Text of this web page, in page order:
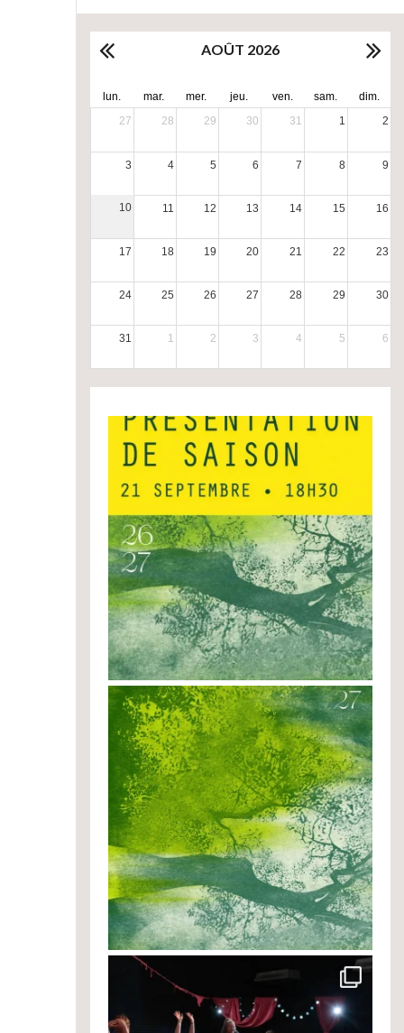
AOÛT 2026
lun. mar. mer. jeu. ven. sam.
dim.
27
28 29 30 31 1 2
3 4 5 6 7 8 9
10 11 12 13 14 15 16
17 18 19 20 21 22 23
24 25 26 27 28 29 30
31 1 2 3 4 5 6